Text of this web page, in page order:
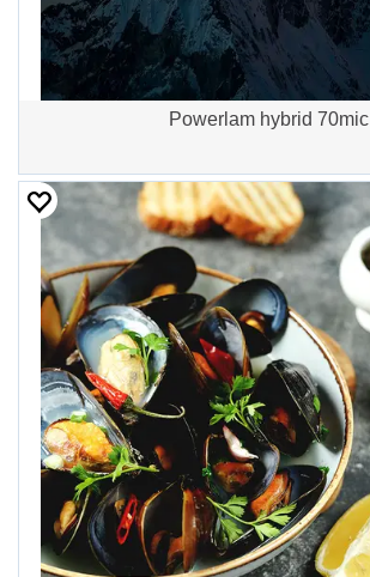
Powerlam hybrid 70mic